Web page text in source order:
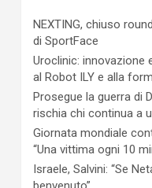
NEXTING, chiuso
di SportFace
Uroclinic: innovazione
al Robot ILY e alla
Prosegue la guerra di
rischia chi continua a
Giornata mondiale
“Una vittima ogni 10
Israele, Salvini: “Se